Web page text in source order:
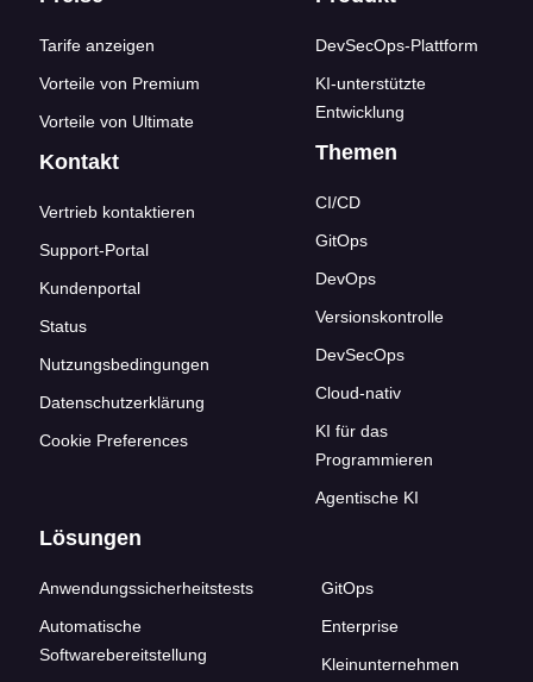
Tarife anzeigen
Vorteile von Premium
Vorteile von Ultimate
Kontakt
Vertrieb kontaktieren
Support-Portal
Kundenportal
Status
Nutzungsbedingungen
Datenschutzerklärung
Cookie Preferences
DevSecOps-Plattform
KI-unterstützte
Entwicklung
Themen
CI/CD
GitOps
DevOps
Versionskontrolle
DevSecOps
Cloud-nativ
KI für das
Programmieren
Agentische KI
Lösungen
Anwendungssicherheitstests
Automatische
Softwarebereitstellung
GitOps
Enterprise
Kleinunternehmen